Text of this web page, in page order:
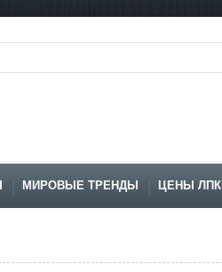
МИРОВЫЕ ТРЕНДЫ ЦЕНЫ ЛПК